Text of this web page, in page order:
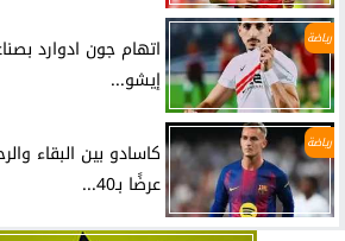
رياضة
اتهام جون ادوارد
إيشو...
رياضة
كاسادو بين البقاء
عرضًا بـ40...